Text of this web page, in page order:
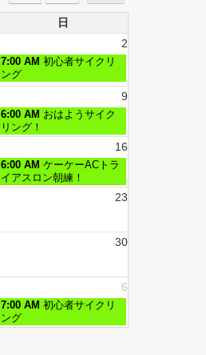
日
2
7:00 AM 初心者サイクリ
ング
9
6:00 AM おはようサイク
リング！
16
6:00 AM ケーケーACトラ
イアスロン朝練！
23
30
6
7:00 AM 初心者サイクリ
ング